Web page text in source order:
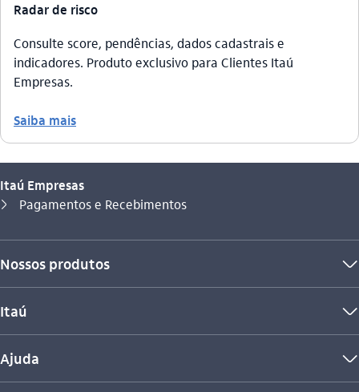
Radar de risco
Consulte score, pendências, dados cadastrais e
indicadores. Produto exclusivo para Clientes Itaú
Empresas.
Saiba mais
Itaú Empresas
seta_direita
Você está aqui:
Pagamentos e Recebimentos
Nossos produtos seta_baixo
Itaú seta_baixo
Ajuda seta_baixo